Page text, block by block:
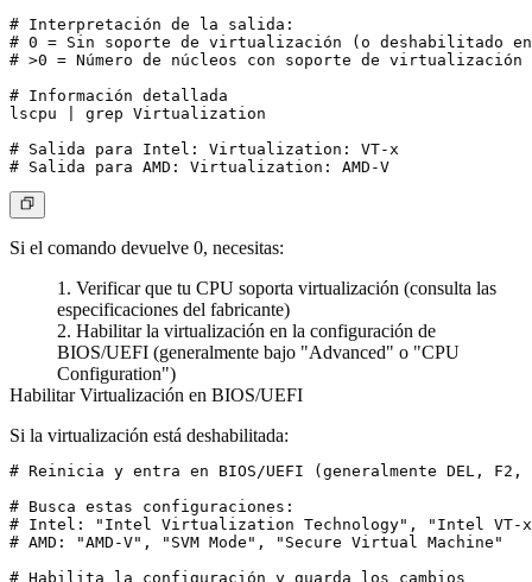
# Interpretación de la salida:
# 0 = Sin soporte de virtualización (o deshabilitado en
# >0 = Número de núcleos con soporte de virtualización
# Información detallada
lscpu | grep Virtualization
# Salida para Intel: Virtualization: VT-x
Si el comando devuelve 0, necesitas:
Verificar que tu CPU soporta virtualización (consulta las
especificaciones del fabricante)
Habilitar la virtualización en la configuración de
BIOS/UEFI (generalmente bajo "Advanced" o "CPU
Configuration")
Habilitar Virtualización en BIOS/UEFI
Si la virtualización está deshabilitada:
# Reinicia y entra en BIOS/UEFI (generalmente DEL,
# Busca estas configuraciones:
# Intel: "Intel Virtualization Technology", "Intel VT-
# AMD: "AMD-V", "SVM Mode", "Secure Virtual Machine"